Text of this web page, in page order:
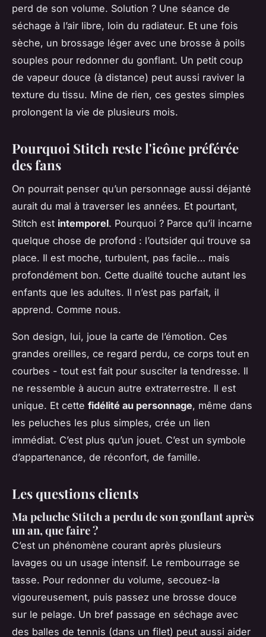
perd de son volume. Solution ? Une séance de
séchage à l’air libre, loin du radiateur. Et une fois
sèche, un brossage léger avec une brosse à poils
souples pour redonner du gonflant. Un petit coup
de vapeur douce (à distance) peut aussi raviver la
texture du tissu. Mine de rien, ces gestes simples
prolongent la vie de plusieurs mois.
Pourquoi Stitch reste l'icône préférée
des fans
On pourrait penser qu’un personnage aussi déjanté
aurait du mal à traverser les années. Et pourtant,
Stitch est intemporel. Pourquoi ? Parce qu’il incarne
quelque chose de profond : l’outsider qui trouve sa
place. Il est moche, turbulent, pas facile… mais
profondément bon. Cette dualité touche autant les
enfants que les adultes. Il n’est pas parfait, il
apprend. Comme nous.
Son design, lui, joue la carte de l’émotion. Ces
grandes oreilles, ce regard perdu, ce corps tout en
courbes - tout est fait pour susciter la tendresse. Il
ne ressemble à aucun autre extraterrestre. Il est
unique. Et cette fidélité au personnage, même dans
les peluches les plus simples, crée un lien
immédiat. C’est plus qu’un jouet. C’est un symbole
d’appartenance, de réconfort, de famille.
Les questions clients
Ma peluche Stitch a perdu de son gonflant après
un an, que faire ?
C’est un phénomène courant après plusieurs
lavages ou un usage intensif. Le rembourrage se
tasse. Pour redonner du volume, secouez-la
vigoureusement, puis passez une brosse douce
sur le pelage. Un bref passage en séchage avec
des balles de tennis (dans un filet) peut aussi aider